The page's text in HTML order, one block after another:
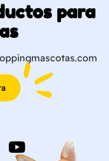
para